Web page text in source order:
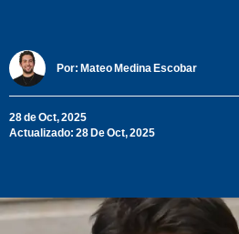
Por: Mateo Medina Escobar
28 de Oct, 2025
Actualizado: 28 De Oct, 2025